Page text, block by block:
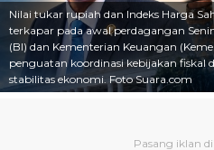
Nilai tukar rupiah dan Indeks Harga
terkapar pada awal perdagangan
(BI) dan Kementerian Keuangan
penguatan koordinasi kebijakan fiskal
stabilitas ekonomi. Foto Suara.com